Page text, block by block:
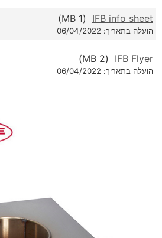
IFB info sheet
(1 MB)
הועלה בתאריך: 06/04/2022
IFB Flyer
(2 MB)
הועלה בתאריך: 06/04/2022